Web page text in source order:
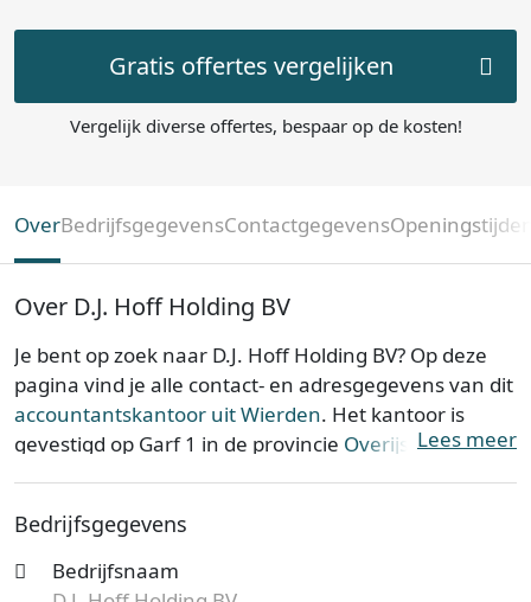
Gratis offertes vergelijken
Vergelijk diverse offertes, bespaar op de kosten!
OverBedrijfsgegevensContactgegevens
Over D.J. Hoff Holding BV
Je bent op zoek naar D.J. Hoff Holding BV? Op deze
pagina vind je alle contact- en adresgegevens van dit
accountantskantoor uit Wierden. Het kantoor is
gevestigd op Garf 1 in de provincie Overijssel. D.J.
D.J. Hoff Holding BV is bij de Kamer van Koophandel
ondernemingsvorm van het dit kantoor is een
Lees meer
Bedrijfsgegevens
Bedrijfsnaam